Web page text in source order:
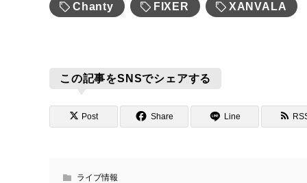
Chanty FIXER XANVALA
この記事をSNSでシェアする
Post Share Line
ライブ情報